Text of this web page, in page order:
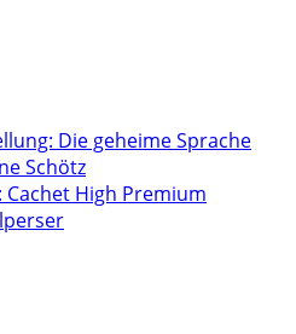
Die geheime Sprache
Schötz
High Premium